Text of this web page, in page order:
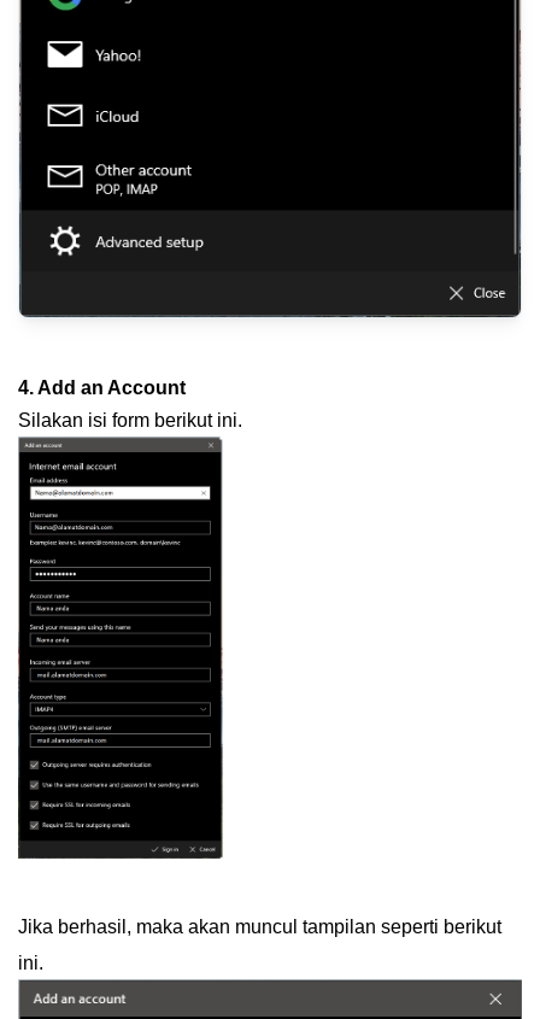
4. Add an Account
Silakan isi form berikut ini.
Jika berhasil, maka akan muncul tampilan seperti berikut
ini.